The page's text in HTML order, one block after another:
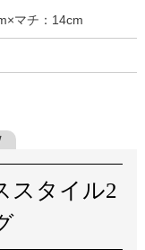
マチ：14cm
スタイル2